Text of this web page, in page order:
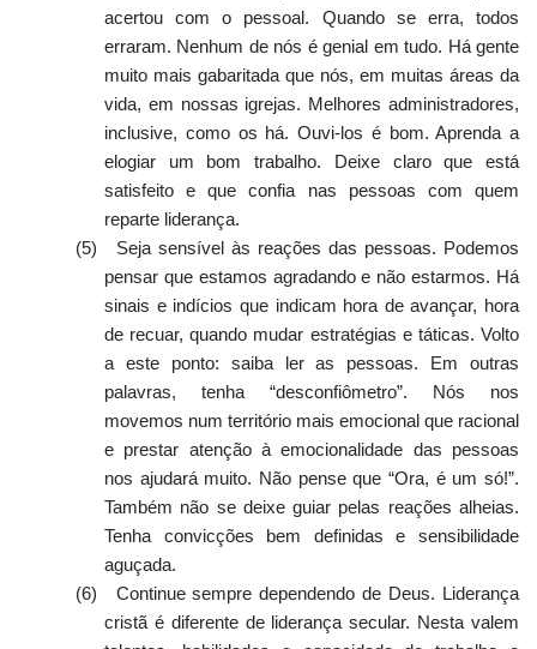
acertou com o pessoal. Quando se erra, todos
erraram. Nenhum de nós é genial em tudo. Há gente
muito mais gabaritada que nós, em muitas áreas da
vida, em nossas igrejas. Melhores administradores,
inclusive, como os há. Ouvi-los é bom. Aprenda a
elogiar um bom trabalho. Deixe claro que está
satisfeito e que confia nas pessoas com quem
reparte liderança.
(5)
Seja sensível às reações das pessoas. Podemos
pensar que estamos agradando e não estarmos. Há
sinais e indícios que indicam hora de avançar, hora
de recuar, quando mudar estratégias e táticas. Volto
a este ponto: saiba ler as pessoas. Em outras
palavras, tenha “desconfiômetro”. Nós nos
movemos num território mais emocional que racional
e prestar atenção à emocionalidade das pessoas
nos ajudará muito. Não pense que “Ora, é um só!”.
Também não se deixe guiar pelas reações alheias.
Tenha convicções bem definidas e sensibilidade
aguçada.
(6)
Continue sempre dependendo de Deus. Liderança
cristã é diferente de liderança secular. Nesta valem